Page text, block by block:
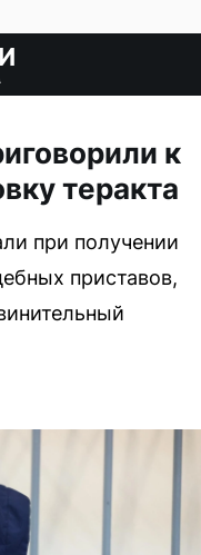
к
теракта
при получении
приставов,